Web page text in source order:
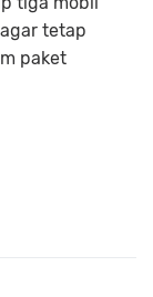
tetap
paket